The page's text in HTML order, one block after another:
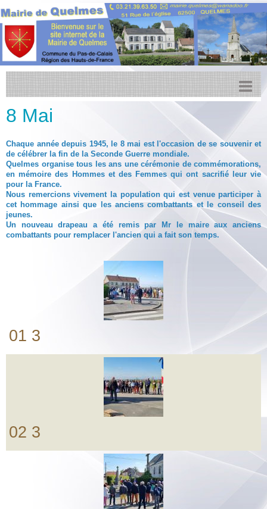
Accueil
Facebook
Transports
Agenda
CCPL
Plan vigipirate
8 Mai
Chaque année depuis 1945, le 8 mai est l'occasion de se souvenir et
de célébrer la fin de la Seconde Guerre mondiale.
Quelmes organise tous les ans une cérémonie de commémorations,
en mémoire des Hommes et des Femmes qui ont sacrifié leur vie
pour la France.
Nous remercions vivement la population qui est venue participer à
cet hommage ainsi que les anciens combattants et le conseil des
jeunes.
Un nouveau drapeau a été remis par Mr le maire aux anciens
combattants pour remplacer l'ancien qui a fait son temps.
01 3
02 3